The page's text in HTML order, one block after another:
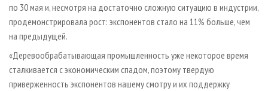
по 30 мая и, несмотря на достаточно сложную ситуацию в индустрии,
продемонстрировала рост: экспонентов стало на 11% больше, чем
на предыдущей.
«Деревообрабатывающая промышленность уже некоторое время
сталкивается с экономическим спадом, поэтому твердую
приверженность экспонентов нашему смотру и их поддержку